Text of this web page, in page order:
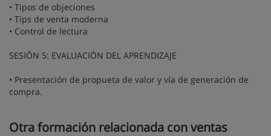
• Tipos de objeciones
• Tips de venta moderna
• Control de lectura
SESIÓN 5: EVALUACIÓN DEL APRENDIZAJE
• Presentación de propueta de valor y vía de generación de
compra.
Otra formación relacionada con ventas